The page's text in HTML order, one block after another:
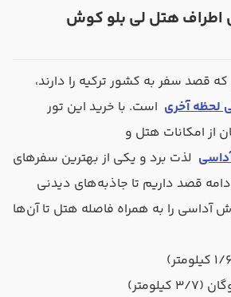
اطراف هتل لی بلو کوش
قصد سفر به کشور ترکیه را دارند،
لحظه آخری است. با خرید این تور
از امکانات هتل و
لذت برد و یکی از بهترین سفرهای
قصد داریم تا جاذبه‌های دیدنی
آداسی را به همراه فاصله هتل تا آن‌ها